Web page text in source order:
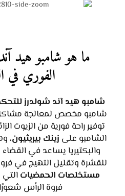
ما هو شامبو هيد
الفوري في
شامبو هيد آند شولدرز
شامبو مخصص لمعالجة مشاكل
توفير راحة فورية من الزيوت
الشامبو على زينك بيريثيون،
والبكتيريا يساعد في
للقشرة وتقليل التهيج في
مستخلصات الحمضيات
فروة الرأس